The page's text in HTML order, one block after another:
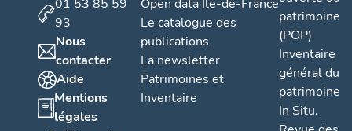
01 53 85 59
93
Nous
contacter
Aide
Mentions
légales
Open data Île-de-France
Le catalogue des
publications
La newsletter
Patrimoines et
Inventaire
patrimoine
(POP)
Inventaire
général du
patrimoine
In Situ.